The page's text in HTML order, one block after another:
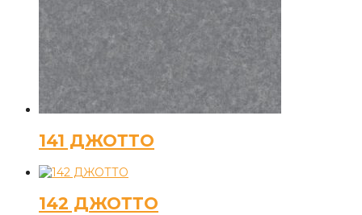
141 ДЖОТТО
142 ДЖОТТО